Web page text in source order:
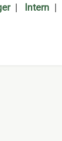
Intern